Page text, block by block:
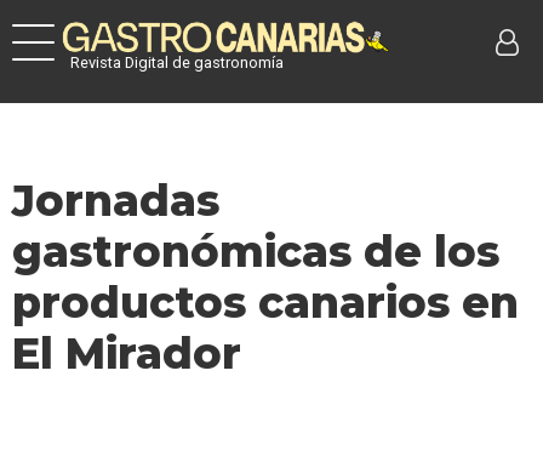
Revista Digital de gastronomía
Jornadas
gastronómicas de los
productos canarios en
El Mirador